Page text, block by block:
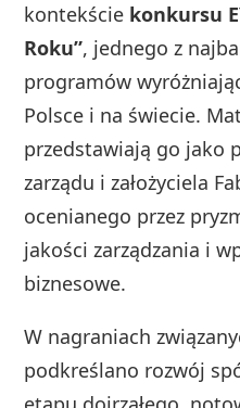
kontekście konkursu
Roku”, jednego z
programów
Polsce i na świecie.
przedstawiają go jako
zarządu i założyciela
ocenianego przez
jakości zarządzania i
biznesowe.
W nagraniach
podkreślano rozwój